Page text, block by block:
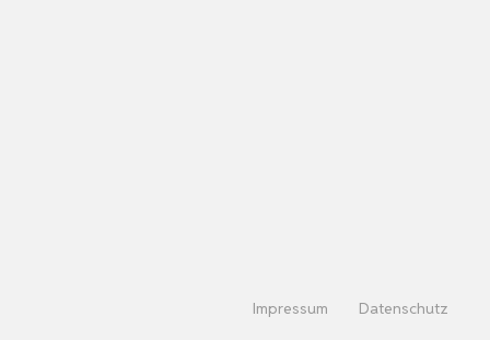
Impressum Datenschutz